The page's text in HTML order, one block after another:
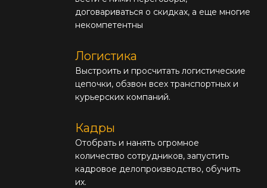
договариваться о скидках, а еще многие
некомпетентны
Логистика
Выстроить и просчитать логистические
цепочки, обзвон всех транспортных и
курьерских компаний.
Кадры
Отобрать и нанять огромное
количество сотрудников, запустить
кадровое делопроизводство, обучить
их.